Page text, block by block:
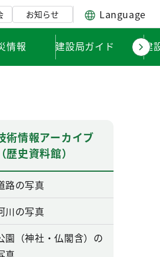
お知らせ Language
情報 建設局ガイド 建
術情報アーカイブ
（歴史資料館）
路の写真
川の写真
園（神社・仏閣含）の
真